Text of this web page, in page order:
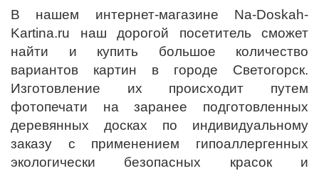
В нашем интернет-магазине Na-Doskah-
Kartina.ru наш дорогой посетитель сможет
найти и купить большое количество
вариантов картин в городе Светогорск.
Изготовление их происходит путем
фотопечати на заранее подготовленных
деревянных досках по индивидуальному
заказу с применением гипоаллергенных
экологически безопасных красок и